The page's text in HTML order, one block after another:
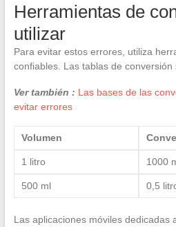
Herramientas de
utilizar
Para evitar estos errores, utiliza
confiables. Las tablas de conversión
Ver también : Las bases de las
evitar errores
Volumen
1 litro 1000
500 ml 0,5
Las aplicaciones móviles dedicadas